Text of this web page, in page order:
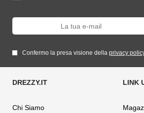
Confermo la presa visione della privacy
Chi Siamo